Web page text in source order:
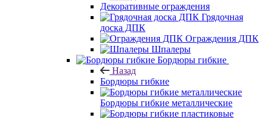
Декоративные ограждения
Грядочная
доска ДПК
Ограждения ДПК
Шпалеры
Бордюры гибкие
Назад
Бордюры гибкие
Бордюры гибкие металлические